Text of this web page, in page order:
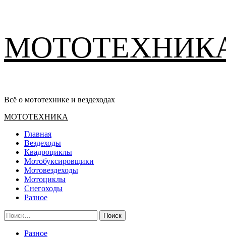
содержимому
Всё о мототехнике и вездеходах
Основное
МОТОТЕХНИКА
Главная
Вездеходы
Квадроциклы
Мотобуксировщики
Мотовездеходы
Мотоциклы
Снегоходы
Разное
Найти:
Разное